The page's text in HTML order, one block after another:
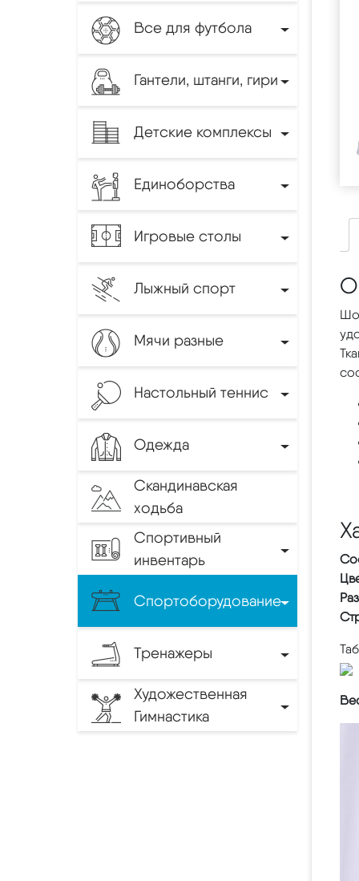
Все для футбола
Гантели, штанги, гири
Детские комплексы
Единоборства
Игровые столы
Лыжный спорт
Мячи разные
Настольный теннис
Одежда
Скандинавская
ходьба
Спортивный
инвентарь
Спортоборудование
Тренажеры
Художественная
Гимнастика